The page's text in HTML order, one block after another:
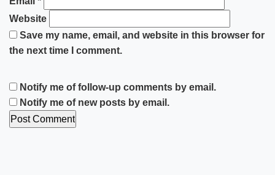
Website
Save my name, email, and website in this browser for
the next time I comment.
Notify me of follow-up comments by email.
Notify me of new posts by email.